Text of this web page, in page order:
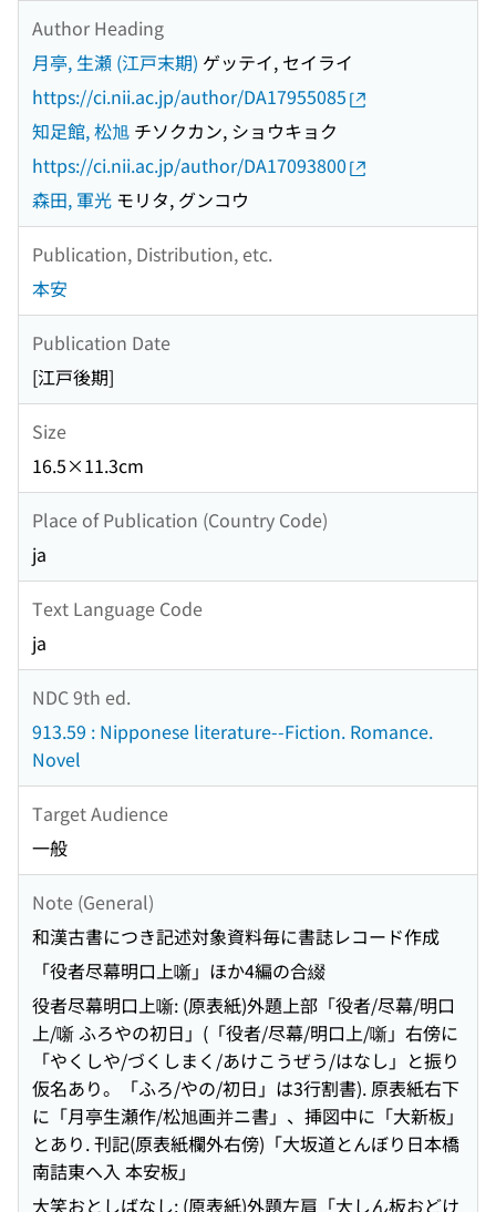
Author Heading
月亭, 生瀬 (江戸末期) ゲッテイ, セイライ
https://ci.nii.ac.jp/author/DA17955085
知足館, 松旭 チソクカン, ショウキョク
https://ci.nii.ac.jp/author/DA17093800
森田, 軍光 モリタ, グンコウ
Publication, Distribution, etc.
本安
Publication Date
[江戸後期]
Size
16.5×11.3cm
Place of Publication (Country Code)
ja
Text Language Code
ja
NDC 9th ed.
913.59 : Nipponese literature--Fiction. Romance.
Novel
Target Audience
一般
Note (General)
和漢古書につき記述対象資料毎に書誌レコード作成
「役者尽幕明口上噺」ほか4編の合綴
役者尽幕明口上噺: (原表紙)外題上部「役者/尽幕/明口
上/噺 ふろやの初日」(「役者/尽幕/明口上/噺」右傍に
「やくしや/づくしまく/あけこうぜう/はなし」と振り
仮名あり。「ふろ/やの/初日」は3行割書). 原表紙右下
に「月亭生瀬作/松旭画并ニ書」、挿図中に「大新板」
とあり. 刊記(原表紙欄外右傍)「大坂道とんぼり日本橋
南詰東へ入 本安板」
大笑おとしばなし: (原表紙)外題左肩「大しん板おどけ